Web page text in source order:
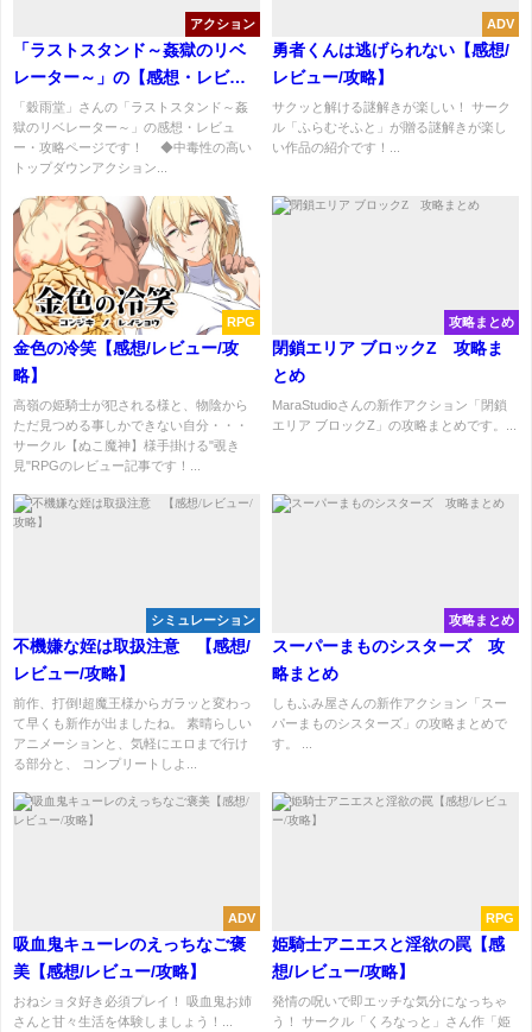
アクション
「ラストスタンド～姦獄のリベ
レーター～」の【感想・レビュ
ー・攻略】
「穀雨堂」さんの「ラストスタンド～姦
獄のリベレーター～」の感想・レビュ
ー・攻略ページです！ ◆中毒性の高い
トップダウンアクション...
ADV
勇者くんは逃げられない【感想/
レビュー/攻略】
サクッと解ける謎解きが楽しい！ サーク
ル「ふらむそふと」が贈る謎解きが楽し
い作品の紹介です！...
RPG
金色の冷笑【感想/レビュー/攻
略】
高嶺の姫騎士が犯される様と、物陰から
ただ見つめる事しかできない自分・・・
サークル【ぬこ魔神】様手掛ける"覗き
見"RPGのレビュー記事です！...
攻略まとめ
閉鎖エリア ブロックZ 攻略ま
とめ
MaraStudioさんの新作アクション「閉鎖
エリア ブロックZ」の攻略まとめです。...
シミュレーション
不機嫌な姪は取扱注意 【感想/
レビュー/攻略】
前作、打倒!超魔王様からガラッと変わっ
て早くも新作が出ましたね。 素晴らしい
アニメーションと、気軽にエロまで行け
る部分と、 コンプリートしよ...
攻略まとめ
スーパーまものシスターズ 攻
略まとめ
しもふみ屋さんの新作アクション「スー
パーまものシスターズ」の攻略まとめで
す。 ...
ADV
吸血鬼キューレのえっちなご褒
美【感想/レビュー/攻略】
おねショタ好き必須プレイ！ 吸血鬼お姉
さんと甘々生活を体験しましょう！...
RPG
姫騎士アニエスと淫欲の罠【感
想/レビュー/攻略】
発情の呪いで即エッチな気分になっちゃ
う！ サークル「くろなっと」さん作「姫